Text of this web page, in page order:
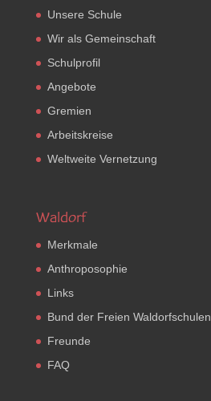
Unsere Schule
Wir als Gemeinschaft
Schulprofil
Angebote
Gremien
Arbeitskreise
Weltweite Vernetzung
Waldorf
Merkmale
Anthroposophie
Links
Bund der Freien Waldorfschulen
Freunde
FAQ